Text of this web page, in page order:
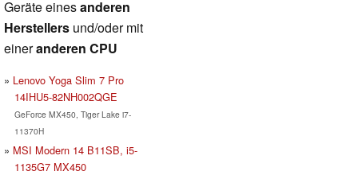
Geräte einesanderen
Herstellers und/oder mit
eineranderen CPU
Lenovo Yoga Slim 7 Pro
14IHU5-82NH002QGE
GeForce MX450, Tiger Lake i7-
11370H
MSI Modern 14 B11SB, i5-
1135G7 MX450